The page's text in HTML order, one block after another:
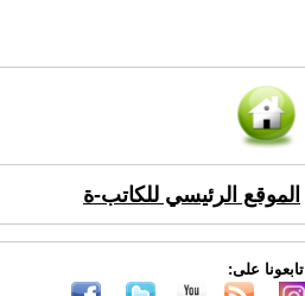
الموقع الرئيسي للكاتب-ة
تابعونا على: